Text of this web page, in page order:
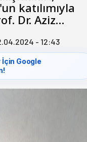
katılımıyla
Dr. Aziz…
- 12:43
Google